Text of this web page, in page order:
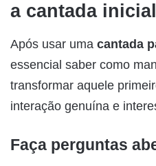
a cantada inicial
Após usar uma cantada
essencial saber como
transformar aquele
interação genuína e
Faça perguntas